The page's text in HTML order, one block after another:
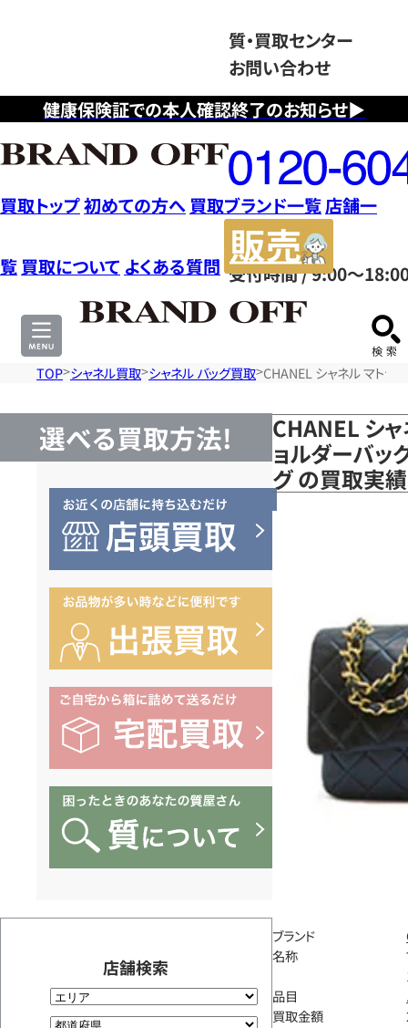
健康保険証での本人確認終了のお知らせ▶
質・買取センター
お問い合わせ
フ
リ
ー
ダ
イ
ヤ
ル
0120604117
受付時間 / 9:00～
買取トップ初めての方へ 買取ブランド一覧店舗一
覧 買取について よくある質問
サ
TOP シャネル買取 シャネル バッグ買取 CHANEL シャネル マトラ
選べる買取方法!
店舗検索
CHANEL シ
ョルダーバッ
グ の買取実績
ブランド
名称
品目
買取金額